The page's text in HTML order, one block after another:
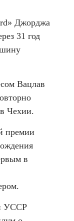
Джорджа
31 год
Вацлав
Чехии.
премии
в
УССР